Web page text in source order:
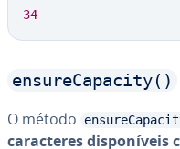
34
ensureCapacity()
O método
ca­rac­te­res dis­po­ní­veis